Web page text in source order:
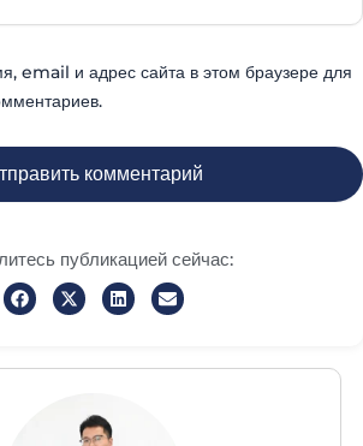
email и адрес сайта в этом браузере для
публикацией сейчас: